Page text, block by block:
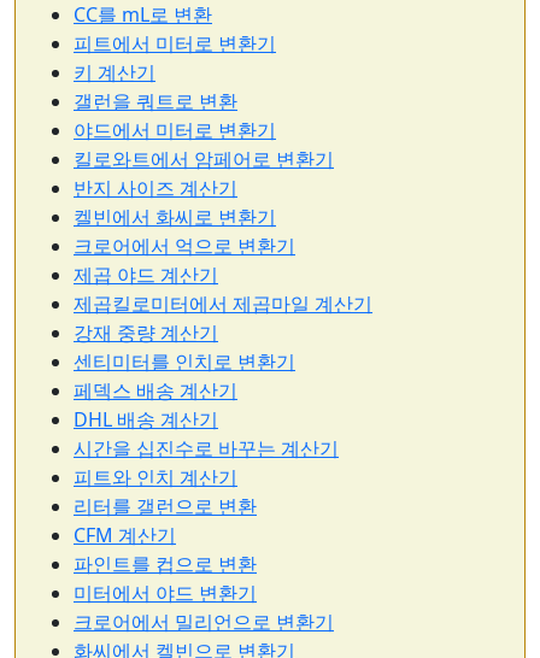
CC를 mL로 변환
피트에서 미터로 변환기
키 계산기
갤런을 쿼트로 변환
야드에서 미터로 변환기
킬로와트에서 암페어로 변환기
반지 사이즈 계산기
켈빈에서 화씨로 변환기
크로어에서 억으로 변환기
제곱 야드 계산기
제곱킬로미터에서 제곱마일 계산기
강재 중량 계산기
센티미터를 인치로 변환기
페덱스 배송 계산기
DHL 배송 계산기
시간을 십진수로 바꾸는 계산기
피트와 인치 계산기
리터를 갤런으로 변환
CFM 계산기
파인트를 컵으로 변환
미터에서 야드 변환기
크로어에서 밀리언으로 변환기
화씨에서 켈빈으로 변환기